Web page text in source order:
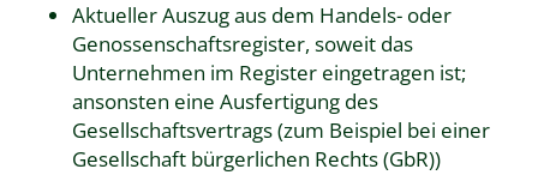
Aktueller Auszug aus dem Handels- oder
Genossenschaftsregister, soweit das
Unternehmen im Register eingetragen ist;
ansonsten eine Ausfertigung des
Gesellschaftsvertrags (zum Beispiel bei einer
Gesellschaft bürgerlichen Rechts (GbR))